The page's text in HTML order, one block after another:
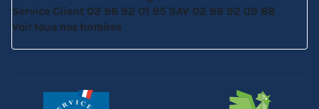
Service Client 02 96 92 01 95 SAV 02 96 92 09 88
Voir tous nos horaires